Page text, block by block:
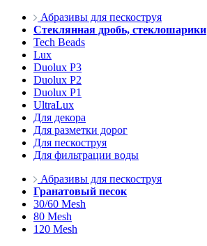
Абразивы для пескоструя
Стеклянная дробь, стеклошарики
Tech Beads
Lux
Duolux P3
Duolux P2
Duolux P1
UltraLux
Для декора
Для разметки дорог
Для пескоструя
Для фильтрации воды
Абразивы для пескоструя
Гранатовый песок
30/60 Mesh
80 Mesh
120 Mesh